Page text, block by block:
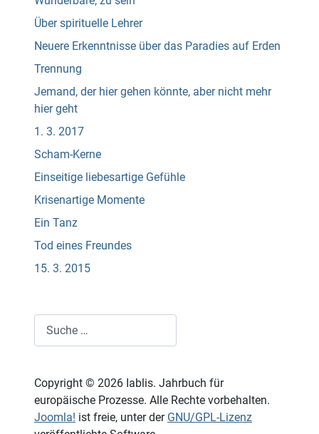
Über spirituelle Lehrer
Neuere Erkenntnisse über das Paradies auf Erden
Trennung
Jemand, der hier gehen könnte, aber nicht mehr
hier geht
1. 3. 2017
Scham-Kerne
Einseitige liebesartige Gefühle
Krisenartige Momente
Ein Tanz
Tod eines Freundes
15. 3. 2015
Copyright © 2026 Iablis. Jahrbuch für
europäische Prozesse. Alle Rechte vorbehalten.
Joomla! ist freie, unter der GNU/GPL-Lizenz